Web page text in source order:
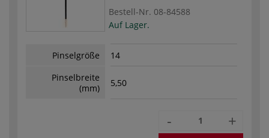
Bestell-Nr. 08-84588
Auf Lager.
Pinselgröße
14
Pinselbreite
(mm)
5,50
- +